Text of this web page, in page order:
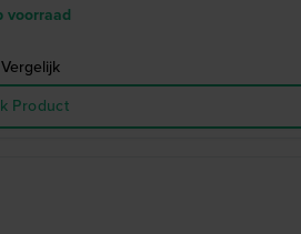
voorraad
Vergelijk
Product